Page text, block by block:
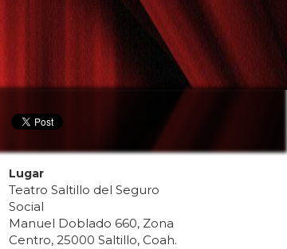
Lugar
Teatro Saltillo del Seguro
Social
Manuel Doblado 660, Zona
Centro, 25000 Saltillo, Coah.